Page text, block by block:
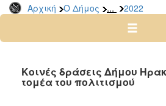
Αρχική Ο Δήμος ... 2022
2026
2024
2022
Κοινές δράσεις Δήμου
τομέα του πολιτισμού